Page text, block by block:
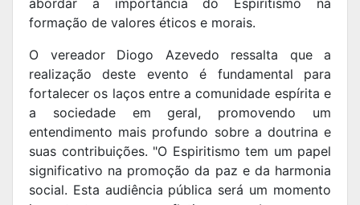
abordar a importância do Espiritismo na
formação de valores éticos e morais.
O vereador Diogo Azevedo ressalta que a
realização deste evento é fundamental para
fortalecer os laços entre a comunidade espírita e
a sociedade em geral, promovendo um
entendimento mais profundo sobre a doutrina e
suas contribuições. "O Espiritismo tem um papel
significativo na promoção da paz e da harmonia
social. Esta audiência pública será um momento